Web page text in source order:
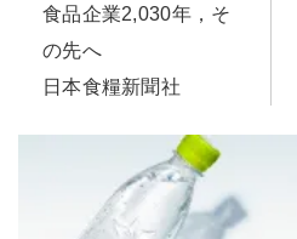
食品企業2,030年，そ
の先へ
日本食糧新聞社